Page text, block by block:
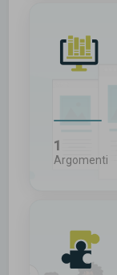
1
Argomenti